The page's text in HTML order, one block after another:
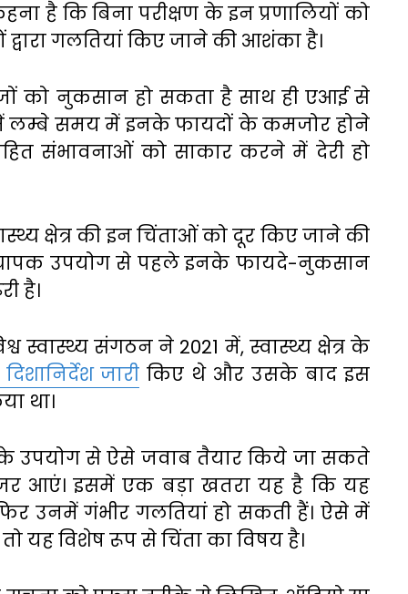
है कि बिना परीक्षण के इन प्रणालियों को
गलतियां किए जाने की आशंका है।
को नुकसान हो सकता है साथ ही एआई से
लम्बे समय में इनके फायदों के कमजोर होने
संभावनाओं को साकार करने में देरी हो
क्षेत्र की इन चिंताओं को दूर किए जाने की
उपयोग से पहले इनके फायदे-नुकसान
है।
स्वास्थ्य संगठन ने 2021 में, स्वास्थ्य क्षेत्र के
जारी किए थे और उसके बाद इस
था।
से ऐसे जवाब तैयार किये जा सकते
आएं। इसमें एक बड़ा खतरा यह है कि यह
उनमें गंभीर गलतियां हो सकती हैं। ऐसे में
यह विशेष रूप से चिंता का विषय है।